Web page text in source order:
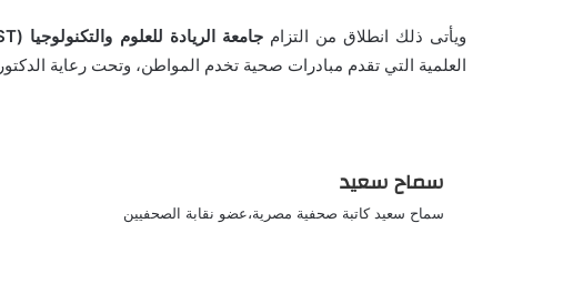
ويأتى ذلك انطلاق من التزامجامعة الريادة للعلوم والتكنولوجيا (RST)
العلمية التي تقدم مبادرات صحية تخدم المواطن، وتحت رعاية الدكتور
سماح سعيد
سماح سعيد كاتبة صحفية مصرية،عضو نقابة الصحفيين